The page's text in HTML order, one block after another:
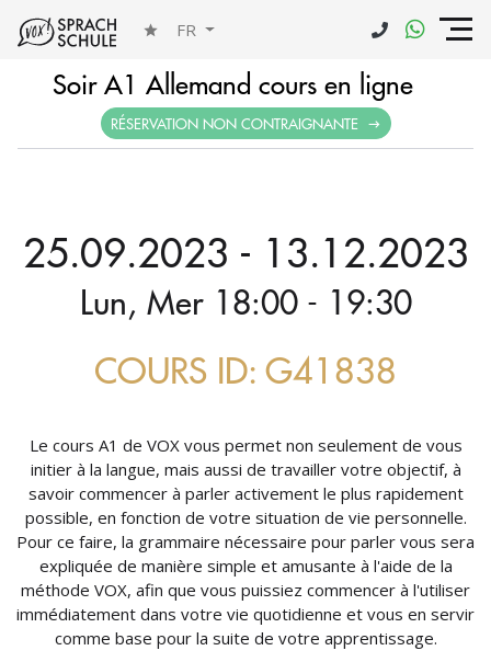
FR
Soir A1 Allemand cours en ligne
RÉSERVATION NON CONTRAIGNANTE
25.09.2023 - 13.12.2023
Lun, Mer 18:00 - 19:30
COURS ID: G41838
Le cours A1 de VOX vous permet non seulement de vous
initier à la langue, mais aussi de travailler votre objectif, à
savoir commencer à parler activement le plus rapidement
possible, en fonction de votre situation de vie personnelle.
Pour ce faire, la grammaire nécessaire pour parler vous sera
expliquée de manière simple et amusante à l'aide de la
méthode VOX, afin que vous puissiez commencer à l'utiliser
immédiatement dans votre vie quotidienne et vous en servir
comme base pour la suite de votre apprentissage.